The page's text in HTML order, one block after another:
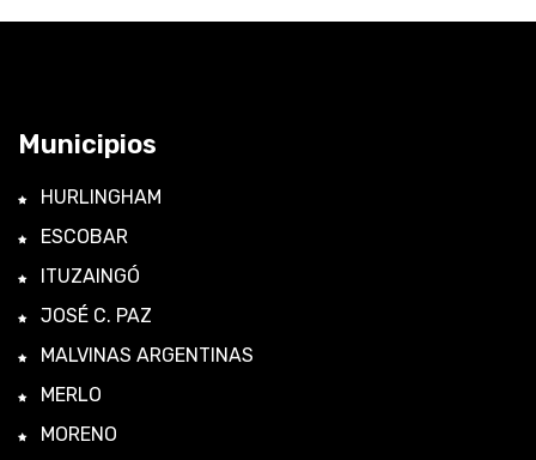
Municipios
HURLINGHAM
ESCOBAR
ITUZAINGÓ
JOSÉ C. PAZ
MALVINAS ARGENTINAS
MERLO
MORENO